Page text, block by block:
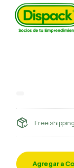
Free shipping
Agregar a